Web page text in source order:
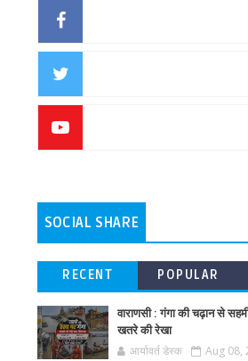
SOCIAL SHARE
RECENT POPULAR
वाराणसी : गंगा की चढ़ान से
खतरे की रेखा
आर्यावर्त डेस्क Aug 08,